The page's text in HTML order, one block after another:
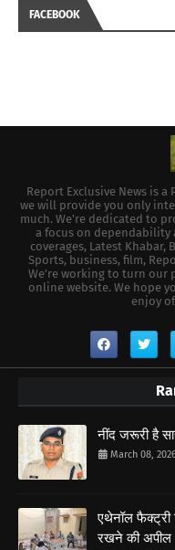
FACEBOOK
Report Exclusive News is
we will provide you only
much. We're dedicated to
a focus on dependability
coverages, Latest
Sports, business, film,
We're working to turn our
online website. We hope
enjoy
नींद जरूरी है
March 08,
एथेनॉल फैक्ट्री
रखने की अपील